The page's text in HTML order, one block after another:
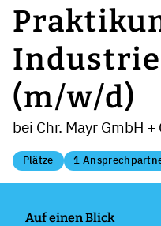
(m/w/d)
bei Chr. Mayr GmbH +
Plätze 1
Auf einen Blick